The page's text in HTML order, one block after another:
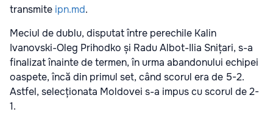
transmite ipn.md.
Meciul de dublu, disputat între perechile Kalin
Ivanovski-Oleg Prihodko și Radu Albot-Ilia Snițari, s-a
finalizat înainte de termen, în urma abandonului echipei
oaspete, încă din primul set, când scorul era de 5-2.
Astfel, selecționata Moldovei s-a impus cu scorul de 2-
1.